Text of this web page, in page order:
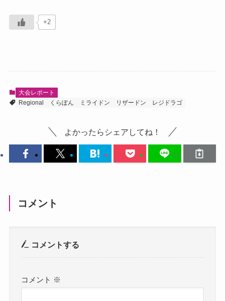
+2
大会レポート
Regional
くらぽん ミライドン リザードン レジドラゴ
よかったらシェアしてね！
コメント
コメントする
コメント ※